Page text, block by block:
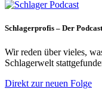
Schlagerprofis – Der
Wir reden über vieles,
Schlagerwelt
Direkt zur neuen Folge